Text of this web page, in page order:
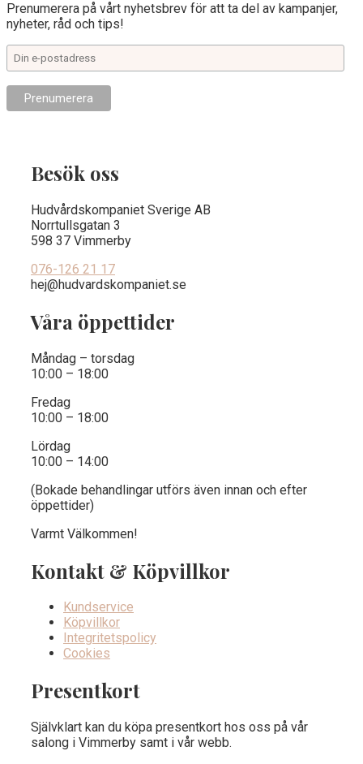
Prenumerera på vårt nyhetsbrev för att ta del av kampanjer,
nyheter, råd och tips!
Besök oss
Hudvårdskompaniet Sverige AB
Norrtullsgatan 3
598 37 Vimmerby
076-126 21 17
hej@hudvardskompaniet.se
Våra öppettider
Måndag – torsdag
10:00 – 18:00
Fredag
10:00 – 18:00
Lördag
10:00 – 14:00
(Bokade behandlingar utförs även innan och efter
öppettider)
Varmt Välkommen!
Kontakt & Köpvillkor
Kundservice
Köpvillkor
Integritetspolicy
Cookies
Presentkort
Självklart kan du köpa presentkort hos oss på vår
salong i Vimmerby samt i vår webb.